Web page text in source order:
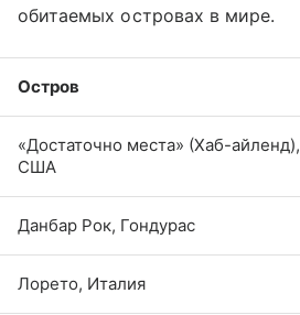
обитаемых островах в мире.
Остров
«Достаточно места» (Хаб-айленд),
США
Данбар Рок, Гондурас
Лорето, Италия